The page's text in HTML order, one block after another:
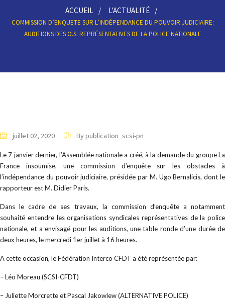
ACCUEIL L'ACTUALITÉ
COMMISSION D’ENQUETE SUR L’INDÉPENDANCE DU POUVOIR JUDICIAIRE:
AUDITIONS DES O.S. REPRÉSENTATIVES DE LA POLICE NATIONALE
juillet 02, 2020 By publication_scsi-pn
Le 7 janvier dernier, l’Assemblée nationale a créé, à la demande du groupe La
France insoumise, une commission d’enquête sur les obstacles à
l’indépendance du pouvoir judiciaire, présidée par M. Ugo Bernalicis, dont le
rapporteur est M. Didier Paris.
Dans le cadre de ses travaux, la commission d’enquête a notamment
souhaité entendre les organisations syndicales représentatives de la police
nationale, et a envisagé pour les auditions, une table ronde d’une durée de
deux heures, le mercredi 1er juillet à 16 heures.
A cette occasion, le Fédération Interco CFDT a été représentée par:
– Léo Moreau (SCSI-CFDT)
– Juliette Morcrette et Pascal Jakowlew (ALTERNATIVE POLICE)